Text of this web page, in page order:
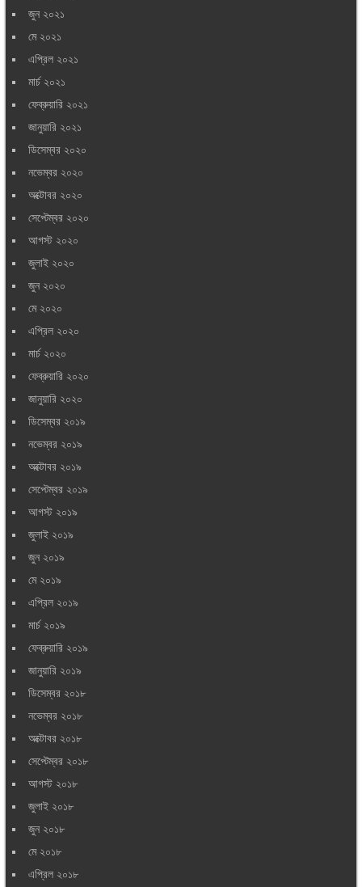
জুন ২০২১
মে ২০২১
এপ্রিল ২০২১
মার্চ ২০২১
ফেব্রুয়ারি ২০২১
জানুয়ারি ২০২১
ডিসেম্বর ২০২০
নভেম্বর ২০২০
অক্টোবর ২০২০
সেপ্টেম্বর ২০২০
আগস্ট ২০২০
জুলাই ২০২০
জুন ২০২০
মে ২০২০
এপ্রিল ২০২০
মার্চ ২০২০
ফেব্রুয়ারি ২০২০
জানুয়ারি ২০২০
ডিসেম্বর ২০১৯
নভেম্বর ২০১৯
অক্টোবর ২০১৯
সেপ্টেম্বর ২০১৯
আগস্ট ২০১৯
জুলাই ২০১৯
জুন ২০১৯
মে ২০১৯
এপ্রিল ২০১৯
মার্চ ২০১৯
ফেব্রুয়ারি ২০১৯
জানুয়ারি ২০১৯
ডিসেম্বর ২০১৮
নভেম্বর ২০১৮
অক্টোবর ২০১৮
সেপ্টেম্বর ২০১৮
আগস্ট ২০১৮
জুলাই ২০১৮
জুন ২০১৮
মে ২০১৮
এপ্রিল ২০১৮